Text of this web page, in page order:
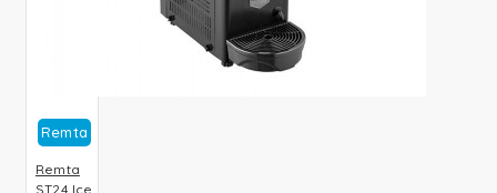
Remta
Remta
ST24 Ice